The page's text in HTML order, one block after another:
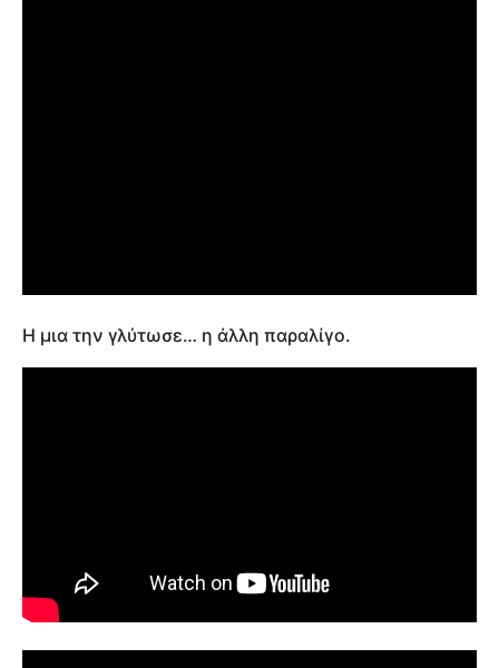
Η μια την γλύτωσε… η άλλη παραλίγο.